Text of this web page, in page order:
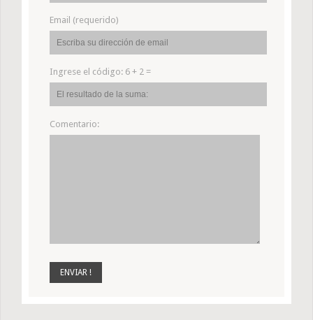
Email (requerido)
Ingrese el código: 6 + 2 =
Comentario: